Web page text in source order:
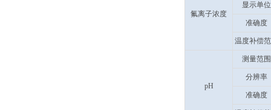
氟离子浓度
显示单位
准确度
温度补偿
pH
测量范围
分辨率
准确度